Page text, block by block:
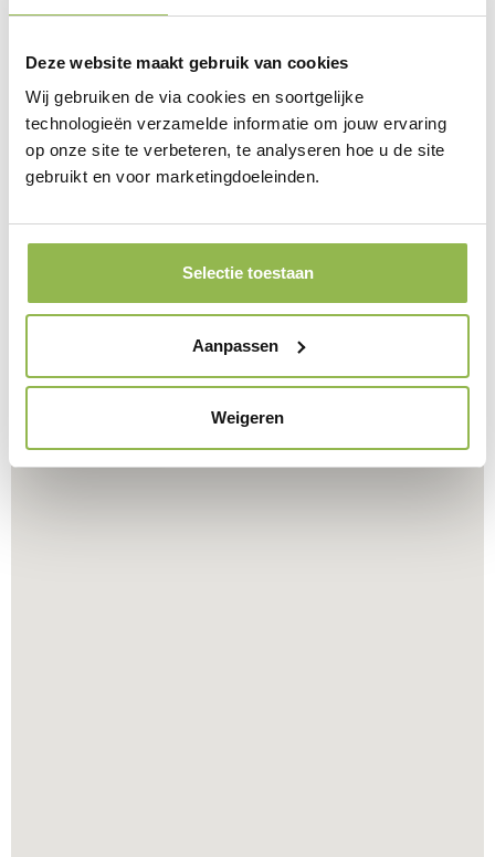
Deze website maakt gebruik van cookies
Wij gebruiken de via cookies en soortgelijke
technologieën verzamelde informatie om jouw ervaring
op onze site te verbeteren, te analyseren hoe u de site
gebruikt en voor marketingdoeleinden.
Selectie toestaan
Aanpassen
Weigeren
Tijdens de engineering is het definitief ontwerp
uitgewerkt naar een uitvoeringsontwerp met profielen
en details. Vervolgens is er een RAW-bestek opgesteld
inclusief een directieraming. Voor de aanbesteding
heeft Smit Groenadvies de kwalitatieve criteria
bepaald in samenspraak met de gemeente. Tijdens de
aanbesteding zijn de vragen voor de nota van
inlichtingen beantwoord en heeft de projectleider
plaatsgenomen in het beoordelingsteam voor het
bepalen van de Beste Prijs Kwaliteit verhouding.